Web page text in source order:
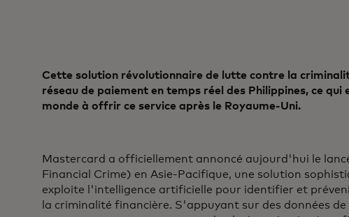
Cette solution révolutionnaire de lutte contre la
réseau de paiement en temps réel des Philippines, ce
monde à offrir ce service après le Royaume-Uni.
Mastercard a officiellement annoncé aujourd'hui le
Financial Crime) en Asie-Pacifique, une solution
exploite l'intelligence artificielle pour identifier et
la criminalité financière. S'appuyant sur des données